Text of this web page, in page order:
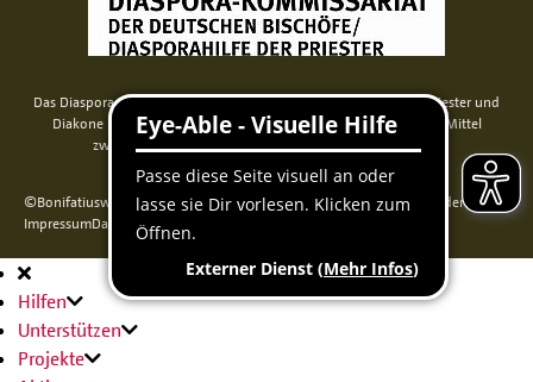
Das Diaspora-Kommissariat der deutschen Bischöfe unterstützt Priester und
Diakone in Nord-, Mittel- und Osteuropa. Seit 2014 werden die Mittel
zweckgebunden über das Bonifatiuswerk weitergeleitet.
©Bonifatiuswerk der deutschen Katholiken e. V., Kamp 22, 33098 Paderborn
ImpressumDatenschutz
Hauptnavigation
Hilfen
Unterstützen
Projekte